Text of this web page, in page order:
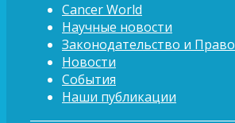
Cancer World
Научные новости
Законодательство и Право
Новости
События
Наши публикации